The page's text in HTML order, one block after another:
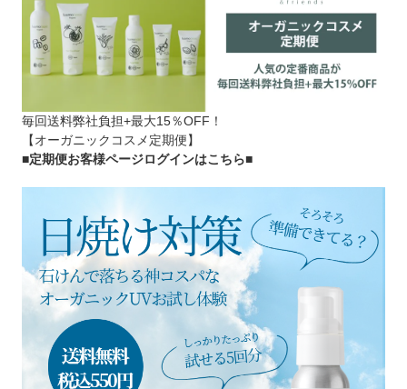
毎回送料弊社負担+最大15％OFF！
【オーガニックコスメ定期便】
■定期便お客様ページログインはこちら■